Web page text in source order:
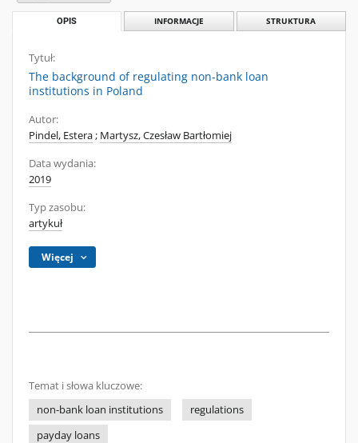
OPIS INFORMACJE STRUKTURA
Tytuł:
The background of regulating non-bank loan
institutions in Poland
Autor:
Pindel, Estera; Martysz, Czesław Bartłomiej
Data wydania:
2019
Typ zasobu:
artykuł
Więcej
Temat i słowa kluczowe:
non-bank loan institutions
regulations
payday loans